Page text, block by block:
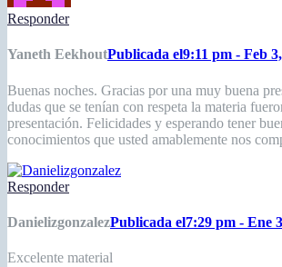
Responder
Yaneth EekhoutPublicada el9:11 pm - Feb
Buenas noches. Gracias por una muy buena
dudas que se tenían con respeta la materia
presentación. Felicidades y esperando tener
conocimientos que usted amablemente nos
Responder
DanielizgonzalezPublicada el7:29 pm - Ene
Excelente material